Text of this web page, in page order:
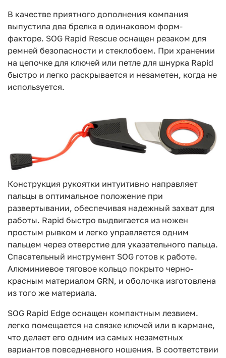
В качестве приятного дополнения компания
выпустила два брелка в одинаковом форм-
факторе. SOG Rapid Rescue оснащен резаком для
ремней безопасности и стеклобоем. При хранении
на цепочке для ключей или петле для шнурка Rapid
быстро и легко раскрывается и незаметен, когда не
используется.
Конструкция рукоятки интуитивно направляет
пальцы в оптимальное положение при
развертывании, обеспечивая надежный захват для
работы. Rapid быстро выдвигается из ножен
простым рывком и легко управляется одним
пальцем через отверстие для указательного пальца.
Спасательный инструмент SOG готов к работе.
Алюминиевое тяговое кольцо покрыто черно-
красным материалом GRN, и оболочка изготовлена
из того же материала.
SOG Rapid Edge оснащен компактным лезвием.
легко помещается на связке ключей или в кармане,
что делает его одним из самых незаметных
вариантов повседневного ношения. В соответствии